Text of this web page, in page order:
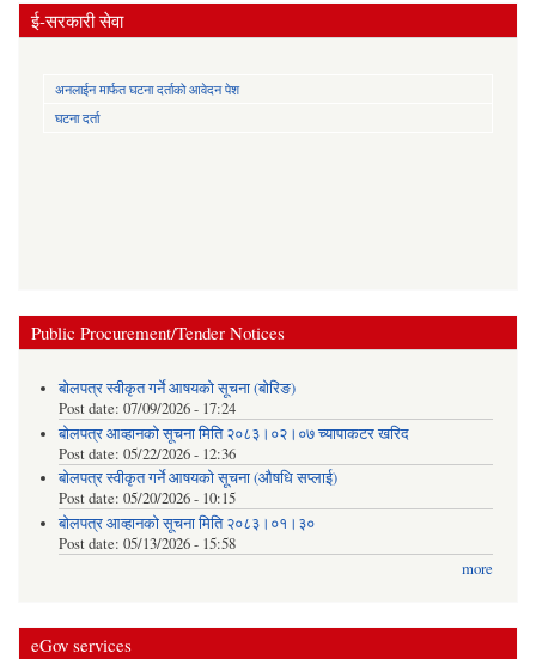
ई-सरकारी सेवा
अनलाईन मार्फत घटना दर्ताको आवेदन पेश
घटना दर्ता
Public Procurement/Tender Notices
बोलपत्र स्वीकृत गर्ने आषयको सूचना (बोरिङ)
Post date: 07/09/2026 - 17:24
बोलपत्र आव्हानको सूचना मिति २०८३।०२।०७ च्यापाकटर खरिद
Post date: 05/22/2026 - 12:36
बोलपत्र स्वीकृत गर्ने आषयको सूचना (औषधि सप्लाई)
Post date: 05/20/2026 - 10:15
बोलपत्र आव्हानको सूचना मिति २०८३।०१।३०
Post date: 05/13/2026 - 15:58
more
eGov services